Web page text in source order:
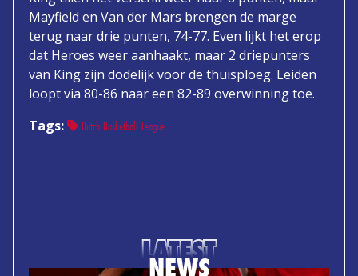
Mayfield en Van der Mars brengen de marge
terug naar drie punten, 74-77. Even lijkt het erop
dat Heroes weer aanhaakt, maar 2 driepunters
van King zijn dodelijk voor de thuisploeg. Leiden
loopt via 80-86 naar een 82-89 overwinning toe.
Tags:
Dutch Basketball League
LATEST
NEWS